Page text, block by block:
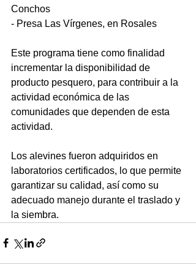
Conchos
- Presa Las Vírgenes, en Rosales
Este programa tiene como finalidad
incrementar la disponibilidad de
producto pesquero, para contribuir a la
actividad económica de las
comunidades que dependen de esta
actividad.
Los alevines fueron adquiridos en
laboratorios certificados, lo que permite
garantizar su calidad, así como su
adecuado manejo durante el traslado y
la siembra.